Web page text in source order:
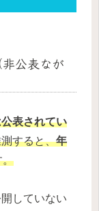
公表なが
表されてい
すると、年
。
していない